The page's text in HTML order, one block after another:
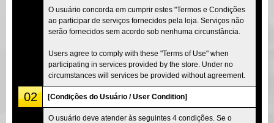
O usuário concorda em cumprir estes "Termos e Condições
ao participar de serviços fornecidos pela loja. Serviços não
serão fornecidos sem acordo sob nenhuma circunstância.
Users agree to comply with these "Terms of Use" when
participating in services provided by the store. Under no
circumstances will services be provided without agreement.
02 [Condições do Usuário / User Condition]
O usuário deve atender às seguintes 4 condições. Se o